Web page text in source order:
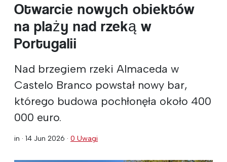
Otwarcie nowych obiektów
na plaży nad rzeką w
Portugalii
Nad brzegiem rzeki Almaceda w
Castelo Branco powstał nowy bar,
którego budowa pochłonęła około 400
000 euro.
in · 14 Jun 2026 · 0 Uwagi